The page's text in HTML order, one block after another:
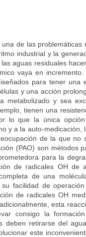
de las
industrial y la
aguas residuales
vaya en
para tener una
y una acción
metabolizado y sea
tienen una
lo que la única
y a la auto-medicación,
de la que
(PAO) son métodos
para la
de radicales OH de
de una
facilidad de
de radicales OH
esta
consigo la
deben retirarse del
este